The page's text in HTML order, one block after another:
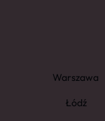
Warszawa
Łódź